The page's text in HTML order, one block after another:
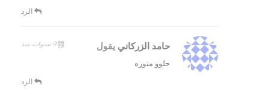
الرد
حامد الزركانييقول 9 سنوات منذ
حلوو منوره
الرد